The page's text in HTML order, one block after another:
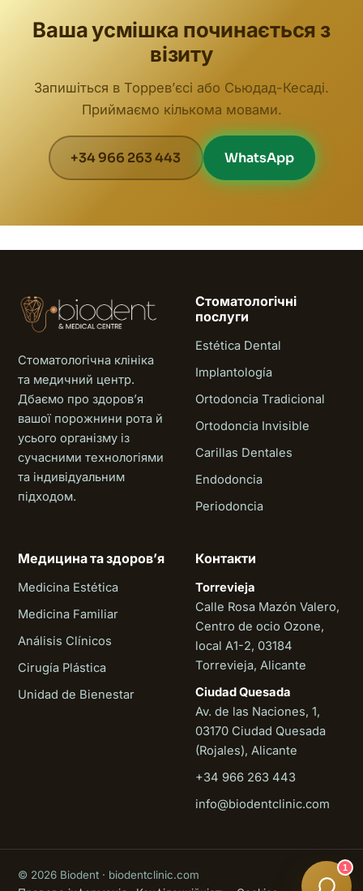
Ваша усмішка починається з
візиту
Запишіться в Торревʼєсі або Сьюдад-Кесаді.
Приймаємо кількома мовами.
+34 966 263 443 WhatsApp
Стоматологічна клініка
та медичний центр.
Дбаємо про здоровʼя
вашої порожнини рота й
усього організму із
сучасними технологіями
та індивідуальним
підходом.
Стоматологічні
послуги
Estética Dental
Implantología
Ortodoncia Tradicional
Ortodoncia Invisible
Carillas Dentales
Endodoncia
Periodoncia
Медицина та здоровʼя
Medicina Estética
Medicina Familiar
Análisis Clínicos
Cirugía Plástica
Unidad de Bienestar
Контакти
Torrevieja
Calle Rosa Mazón Valero,
Centro de ocio Ozone,
local A1-2, 03184
Torrevieja, Alicante
Ciudad Quesada
Av. de las Naciones, 1,
03170 Ciudad Quesada
(Rojales), Alicante
+34 966 263 443
info@biodentclinic.com
© 2026 Biodent · biodentclinic.com
1